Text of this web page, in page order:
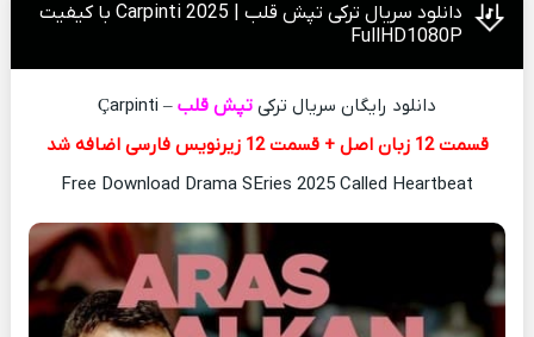
دانلود سریال ترکی تپش قلب | Carpinti 2025 با کیفیت
FullHD1080P
دانلود رایگان سریال ترکی تپش قلب – Çarpinti
قسمت 12 زبان اصل + قسمت 12 زیرنویس فارسی اضافه شد
Free Download Drama SEries 2025 Called Heartbeat